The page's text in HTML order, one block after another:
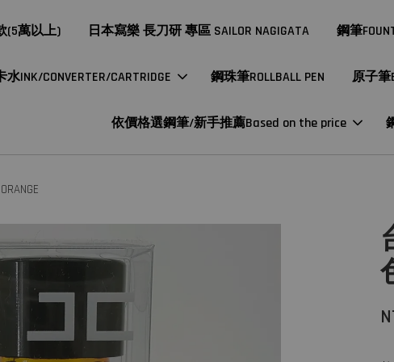
(5萬以上) 日本寫樂 長刀研 專區 SAILOR NAGIGATA 鋼筆
CONVERTER/CARTRIDGE 鋼珠筆ROLLBALL PEN 原子筆
依價格選鋼筆/新手推薦Based on the price